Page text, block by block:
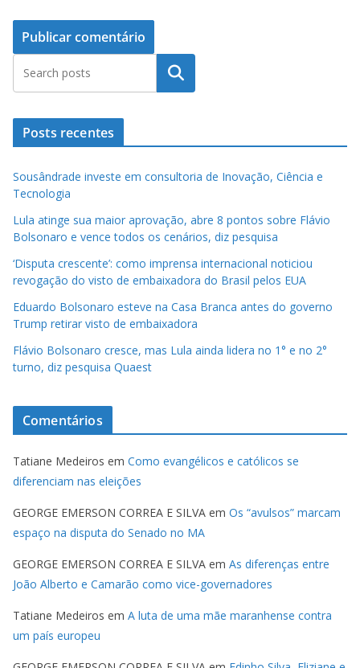
Pesquisar
Posts recentes
Sousândrade investe em consultoria de Inovação, Ciência e
Tecnologia
Lula atinge sua maior aprovação, abre 8 pontos sobre Flávio
Bolsonaro e vence todos os cenários, diz pesquisa
‘Disputa crescente’: como imprensa internacional noticiou
revogação do visto de embaixadora do Brasil pelos EUA
Eduardo Bolsonaro esteve na Casa Branca antes do governo
Trump retirar visto de embaixadora
Flávio Bolsonaro cresce, mas Lula ainda lidera no 1° e no 2°
turno, diz pesquisa Quaest
Comentários
Tatiane Medeiros em Como evangélicos e católicos se
diferenciam nas eleições
GEORGE EMERSON CORREA E SILVA em Os “avulsos” marcam
espaço na disputa do Senado no MA
GEORGE EMERSON CORREA E SILVA em As diferenças entre
João Alberto e Camarão como vice-governadores
Tatiane Medeiros em A luta de uma mãe maranhense contra
um país europeu